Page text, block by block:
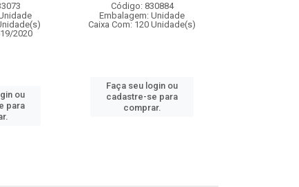
2020
ou
para
Código: 830884
Embalagem: Unidade
Caixa Com: 120 Unidade(s)
Faça seu login ou
cadastre-se para
comprar.